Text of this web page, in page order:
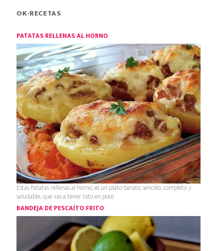
OK-RECETAS
PATATAS RELLENAS AL HORNO
Estas Patatas rellenas al horno, es un plato barato, sencillo, completo y
saludable, que vas a tener listo en poco
BANDEJA DE PESCAÍTO FRITO